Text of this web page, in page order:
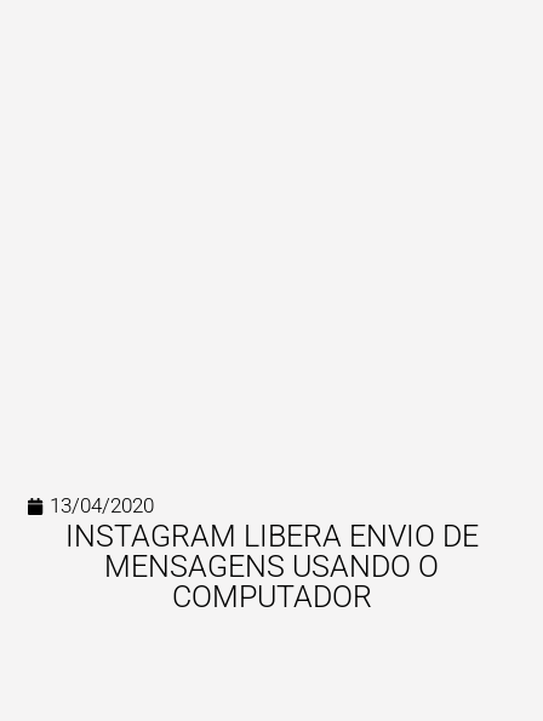
13/04/2020
INSTAGRAM LIBERA ENVIO DE
MENSAGENS USANDO O
COMPUTADOR